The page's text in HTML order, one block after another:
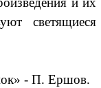
светящиеся
- П. Ершов.